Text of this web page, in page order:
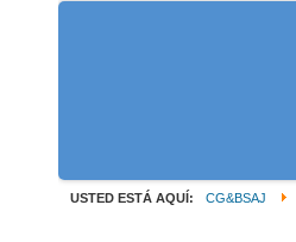
USTED ESTÁ AQUÍ: CG&BSAJ